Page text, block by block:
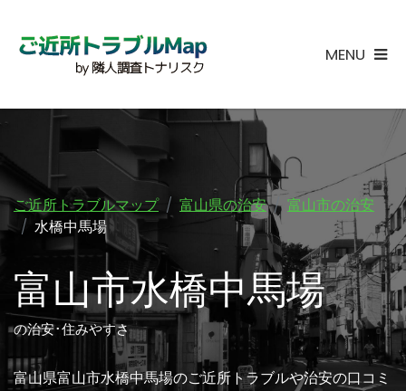
MENU
ご近所トラブルマップ 富山県の治安
富山市の治安
水橋中馬場
富山市水橋中馬場
の治安･住みやすさ
富山県富山市水橋中馬場のご近所トラブルや治安の口コミ